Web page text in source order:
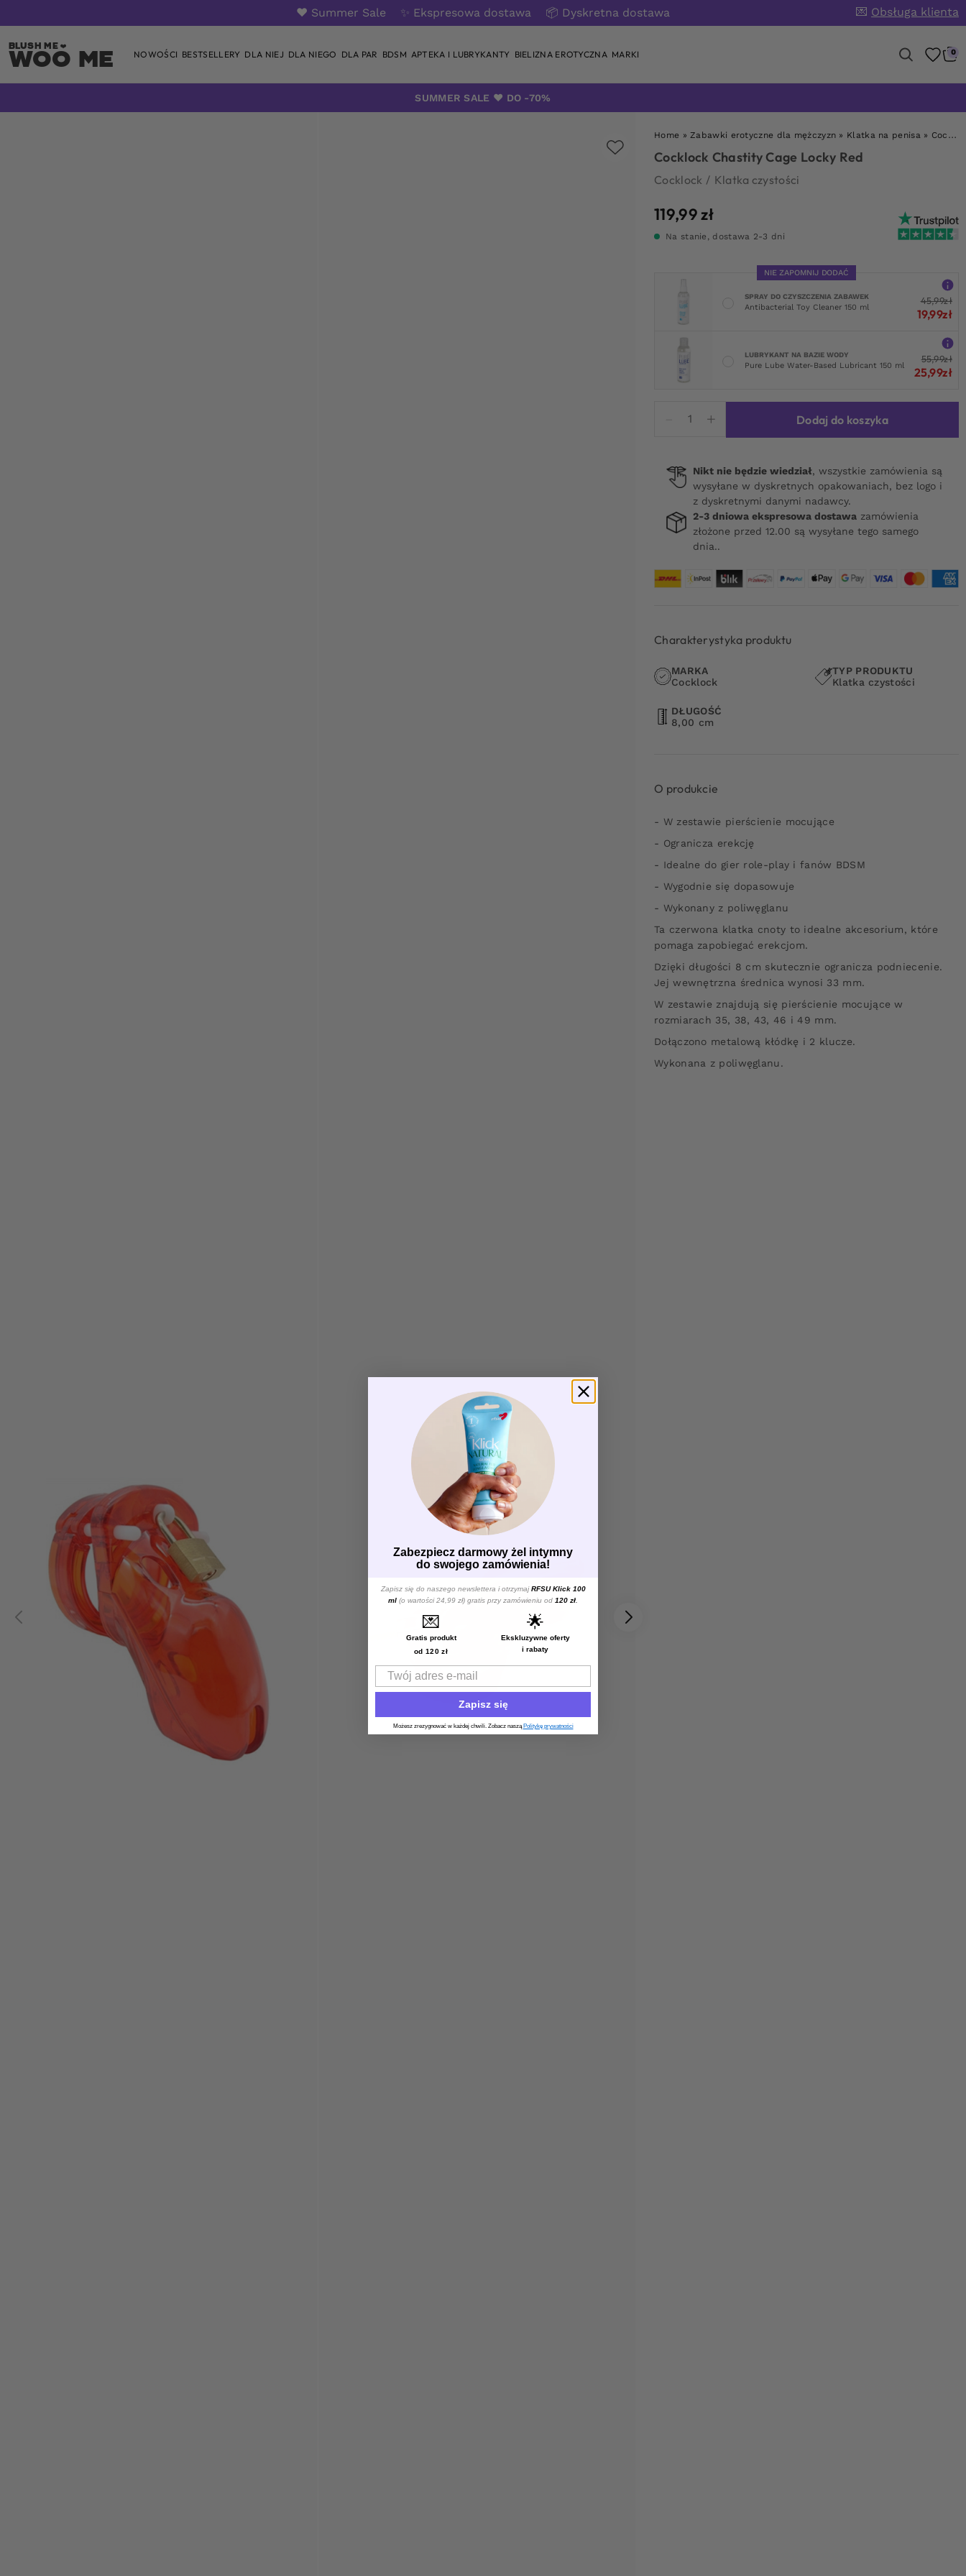
❤️ Summer Sale ✨ Ekspresowa dostawa 📦 Dyskretna dostawa 💌 Obsługa klienta
Woo Me NOWOŚCI BESTSELLERY DLA NIEJ DLA NIEGO DLA PAR BDSM APTEKA I LUBRYKANTY BIELIZNA EROTYCZNA MARKI 0
SUMMER SALE ❤️ DO -70%
Home »Zabawki erotyczne dla mężczyzn » Klatka na penisa» Cocklock Chastity Cage Locky Red
Cocklock Chastity Cage Locky Red
Cocklock / Klatka czystości
119,99zł
Na stanie, dostawa 2-3 dni
NIE ZAPOMNIJ DODAĆ
SPRAY DO CZYSZCZENIA ZABAWEK
Antibacterial Toy Cleaner 150 ml
45,99zł
19,99zł
LUBRYKANT NA BAZIE WODY
Pure Lube Water-Based Lubricant 150 ml
55,99zł
25,99zł
Cocklock
Locky
Red
Dodaj do koszyka
Nikt nie będzie wiedział, wszystkie zamówienia są
wysyłane w dyskretnych opakowaniach, bez logo i
z dyskretnymi danymi nadawcy.
2-3 dniowa ekspresowa dostawa zamówienia
złożone przed 12.00 są wysyłane tego samego
dnia..
Charakterystyka produktu
MARKA
Cocklock
TYP PRODUKTU
Klatka czystości
DŁUGOŚĆ
8,00 cm
O produkcie
- W zestawie pierścienie mocujące
- Ogranicza erekcję
- Idealne do gier role-play i fanów BDSM
- Wygodnie się dopasowuje
- Wykonany z poliwęglanu
Ta czerwona klatka cnoty to idealne akcesorium, które
pomaga zapobiegać erekcjom.
Dzięki długości 8 cm skutecznie ogranicza podniecenie.
Jej wewnętrzna średnica wynosi 33 mm.
W zestawie znajdują się pierścienie mocujące w
rozmiarach 35, 38, 43, 46 i 49 mm.
Dołączono metalową kłódkę i 2 klucze.
Wykonana z poliwęglanu.
Zabezpiecz darmowy żel intymny
do swojego zamówienia!
Zapisz się do naszego newslettera i otrzymajRFSU Klick 100
ml (o wartości 24,99 zł) gratis przy zamówieniu od 120 zł
💌
Gratis produkt
od 120 zł
🌟
Ekskluzywne oferty
i rabaty
Email
Zapisz się
Możesz zrezygnować w każdej chwili. Zobacz naszą Politykę prywatności